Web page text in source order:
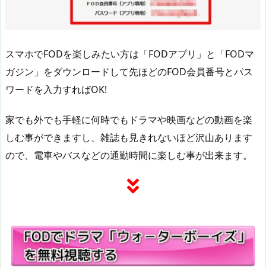
スマホでFODを楽しみたい方は「FODアプリ」と「FODマ
ガジン」をダウンロードして先ほどのFOD会員番号とパス
ワードを入力すればOK!
家でも外でも手軽に何時でもドラマや映画などの動画を楽
しむ事ができますし、雑誌も見きれないほど沢山あります
ので、電車やバスなどの通勤時間に楽しむ事が出来ます。